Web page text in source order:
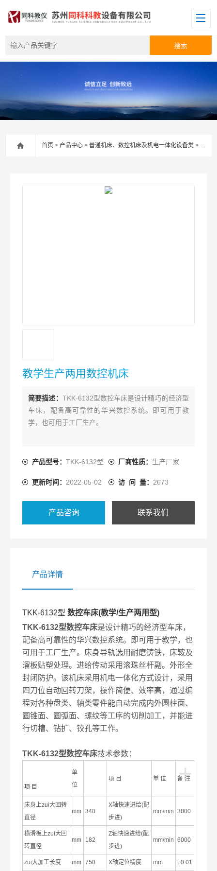
首页 >产品中心 >普通机床、数控机床及机电一体化设备类 > 教学
教学生产两用数控机床
简要描述： TKK-6132型数控车床是设计精巧的经济型
车床，配备高可靠性的华兴数控系统。即可用于教
学，也可用于工厂生产。
产品型号：TKK-6132型 厂商性质： 生产厂家
更新时间： 2022-05-02 访 问 量： 2673
产品咨询 联系我们
产品详情
TKK-6132型数控车床(教学/生产两用型)
TKK-6132型数控车床是设计精巧的经济型车床，
配备高可靠性的华兴数控系统。即可用于教学，也
可用于工厂生产。床身导轨选用耐磨铸铁，床鞍及
溜板贴塑处理。进给传动采用滚珠丝杆副。外形全
封闭防护。该机床采用机电一体化方式设计，采用
四刀位自动回转刀架，操作简便、效率高，通过编
程对各种盘类、轴类零件能自动完成内外圆柱面、
圆锥面、圆弧面、螺纹等工序的切削加工，并能进
行切槽、钻扩、铰孔等工作。
TKK-6132型数控车床技术参数：
+
项 目
单
位
项 目 单 位 备 注
床身上zui大回转
直径
mm 340
X轴快速进给(配
步进)
mm/min 3000
横滑板上zui大回
转直径
mm 182
Z轴快速进给(配
步进)
mm/min 6000
zui大加工长度 mm 750 X轴定位精度 mm ±0.01